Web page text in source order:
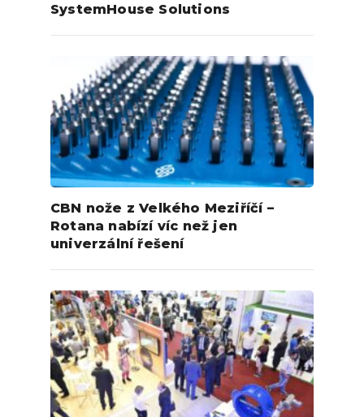
SystemHouse Solutions
CBN nože z Velkého Meziříčí –
Rotana nabízí víc než jen
univerzální řešení